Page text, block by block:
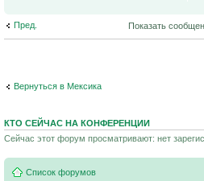
Пред. Показать
Вернуться в Мексика
КТО СЕЙЧАС НА КОНФЕРЕНЦИИ
Сейчас этот форум просматривают: нет
Список форумов